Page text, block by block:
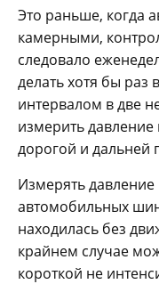
Это раньше, когда
камерными,
следовало
делать хотя бы
интервалом в две
измерить
дорогой и дальней
Измерять
автомобильных
находилась без
крайнем случае
короткой не